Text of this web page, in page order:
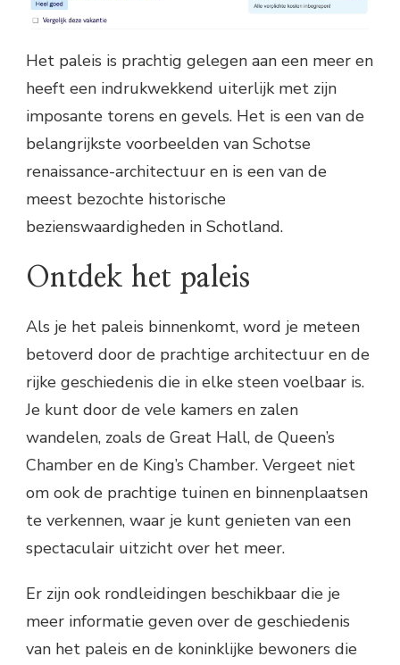
Het paleis is prachtig gelegen aan een meer en
heeft een indrukwekkend uiterlijk met zijn
imposante torens en gevels. Het is een van de
belangrijkste voorbeelden van Schotse
renaissance-architectuur en is een van de
meest bezochte historische
bezienswaardigheden in Schotland.
Ontdek het paleis
Als je het paleis binnenkomt, word je meteen
betoverd door de prachtige architectuur en de
rijke geschiedenis die in elke steen voelbaar is.
Je kunt door de vele kamers en zalen
wandelen, zoals de Great Hall, de Queen’s
Chamber en de King’s Chamber. Vergeet niet
om ook de prachtige tuinen en binnenplaatsen
te verkennen, waar je kunt genieten van een
spectaculair uitzicht over het meer.
Er zijn ook rondleidingen beschikbaar die je
meer informatie geven over de geschiedenis
van het paleis en de koninklijke bewoners die